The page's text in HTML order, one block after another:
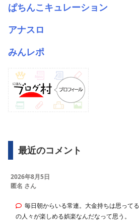
ぱちんこキュレーション
アナスロ
みんレポ
最近のコメント
2026年8月5日
匿名 さん
毎日朝からいる常連。大金持ちは思って
の人々が楽しめる娯楽なんだなって思う。